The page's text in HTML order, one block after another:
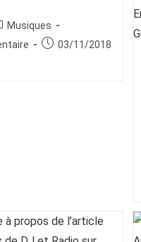
Musiques
Publication
03/11/2018